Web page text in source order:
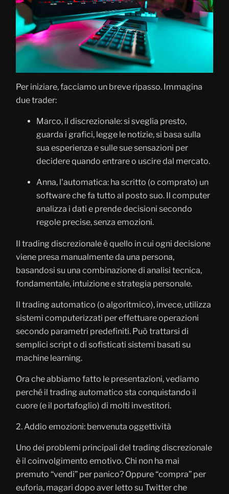
Per iniziare, facciamo un breve ripasso. Immagina
due trader:
Marco, il discrezionale: si sveglia presto,
guarda i grafici, legge le notizie, si basa sulla
sua esperienza e sulle sue sensazioni per
decidere quando entrare o uscire dal mercato.
Anna, l'automatica: ha scritto (o comprato) un
software che fa tutto al posto suo. Il computer
analizza i dati e prende decisioni secondo
regole precise, senza emozioni.
Il trading discrezionale è quello in cui ogni decisione
viene presa manualmente da una persona,
basandosi su una combinazione di analisi tecnica,
fondamentale, intuizione e strategia personale.
Il trading automatico (o algoritmico), invece, utilizza
sistemi computerizzati per effettuare operazioni
secondo parametri predefiniti. Può trattarsi di
semplici script o di sofisticati sistemi basati su
machine learning.
Ora che abbiamo fatto le presentazioni, vediamo
perché il trading automatico sta conquistando il
cuore (e il portafoglio) di molti investitori.
2. Addio emozioni: benvenuta oggettività
Uno dei problemi principali del trading discrezionale
è il coinvolgimento emotivo. Chi non ha mai
premuto “vendi” per panico? Oppure “compra” per
euforia, magari dopo aver letto su Twitter che